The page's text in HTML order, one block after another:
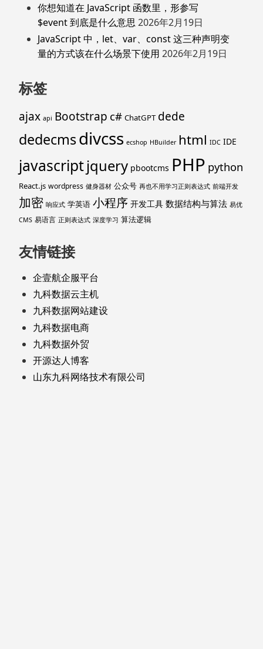
你想知道在 JavaScript 函数里，形参写
$event 到底是什么意思 2026年2月19日
JavaScript 中，let、var、const 这三种声明变
量的方式该在什么场景下使用 2026年2月19日
标签
ajax api Bootstrap c# ChatGPT dede
dedecmsdivcss ecshop HBuilder html IDC IDE
javascriptjquery pbootcms PHP python
React.js wordpress 健身器材 公众号 再也不用学习正则表达式 前端开发
加密 响应式 学英语 小程序 开发工具 数据结构与算法 易优
CMS 易语言 正则表达式 深度学习 算法逻辑
友情链接
企壹航企服平台
九科数据云主机
九科数据网站建设
九科数据电商
九科数据外贸
开源达人博客
山东九科网络技术有限公司